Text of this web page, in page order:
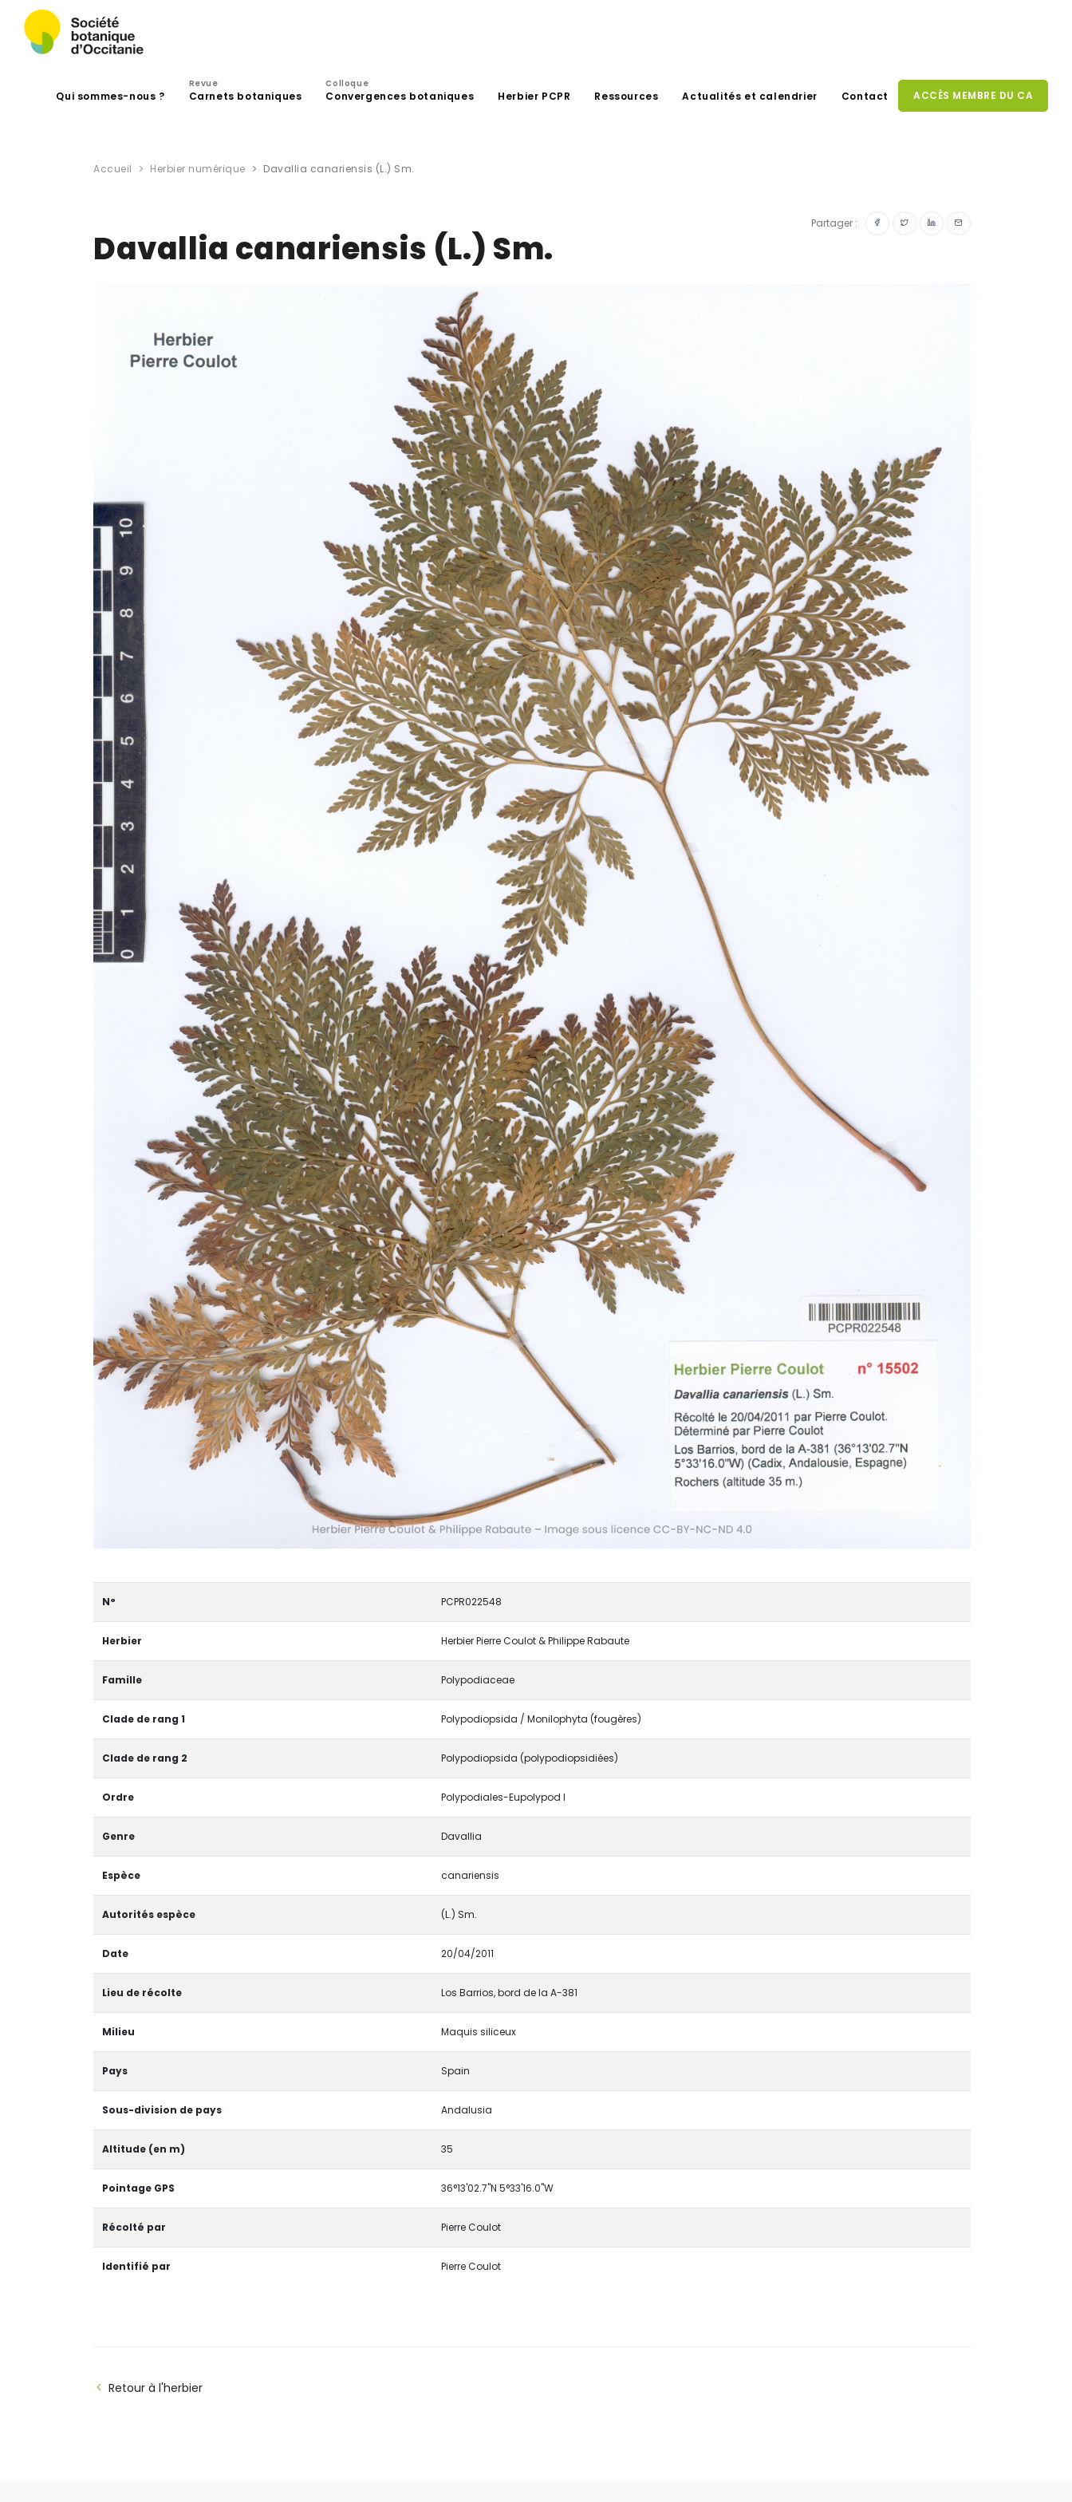
Qui sommes-nous ?
Revue
Carnets botaniques
Colloque
Convergences botaniques Herbier PCPR Ressources Actualités et calendrier Contact ACCÈS MEMBRE DU CA
Accueil Herbier numérique Davallia canariensis (L.) Sm.
Partager :
Davallia canariensis (L.) Sm.
N° PCPR022548
Herbier Herbier Pierre Coulot & Philippe Rabaute
Famille Polypodiaceae
Clade de rang 1 Polypodiopsida / Monilophyta (fougères)
Clade de rang 2 Polypodiopsida (polypodiopsidiées)
Ordre Polypodiales-Eupolypod I
Genre Davallia
Espèce canariensis
Autorités espèce (L.) Sm.
Date 20/04/2011
Lieu de récolte Los Barrios, bord de la A-381
Milieu Maquis siliceux
Pays Spain
Sous-division de pays Andalusia
Altitude (en m) 35
Pointage GPS 36°13'02.7"N 5°33'16.0"W
Récolté par Pierre Coulot
Identifié par Pierre Coulot
Retour à l'herbier